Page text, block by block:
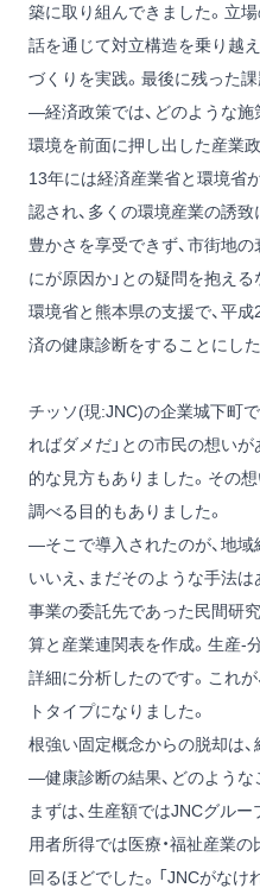
築に取り組んできました。立
話を通じて対立構造を乗り越
づくりを実践。最後に残った
―経済政策では、どのような施
環境を前面に押し出した産業
13年には経済産業省と環境省
認され、多くの環境産業の誘
豊かさを享受できず、市街地
にが原因か」との疑問を抱え
環境省と熊本県の支援で、平
済の健康診断をすることにした
チッソ(現:JNC)の企業城下町
ればダメだ」との市民の想いが
的な見方もありました。その
調べる目的もありました。
―そこで導入されたのが、地域
いいえ、まだそのような手法
事業の委託先であった民間研
算と産業連関表を作成。生産‐
詳細に分析したのです。これ
トタイプになりました。
根強い固定概念からの脱却は
―健康診断の結果、どのような
まずは、生産額ではJNCグル
用者所得では医療・福祉産業
回るほどでした。「JNCがなけ